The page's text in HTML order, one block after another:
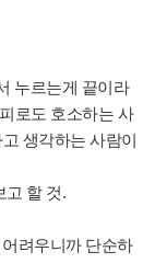
누르는게 끝이라
로도 호소하는 사
생각하는 사람이
고 할 것.
려우니까 단순하